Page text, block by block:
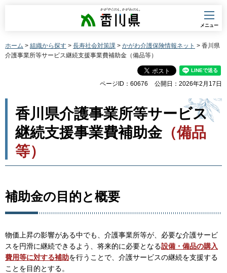
香川県
メニュー
ホーム > 組織から探す > 長寿社会対策課 > かがわ介護保険情報ネット > 香川県
介護事業所等サービス継続支援事業費補助金（備品等）
ページID：60676 公開日：2026年2月17日
香川県介護事業所等サービス
継続支援事業費補助金（備品
等）
補助金の目的と概要
物価上昇の影響がある中でも、介護事業所等が、必要な介護サービ
スを円滑に継続できるよう、将来的に必要となる設備・備品の購入
費用等に対する補助を行うことで、介護サービスの継続を支援する
ことを目的とする。